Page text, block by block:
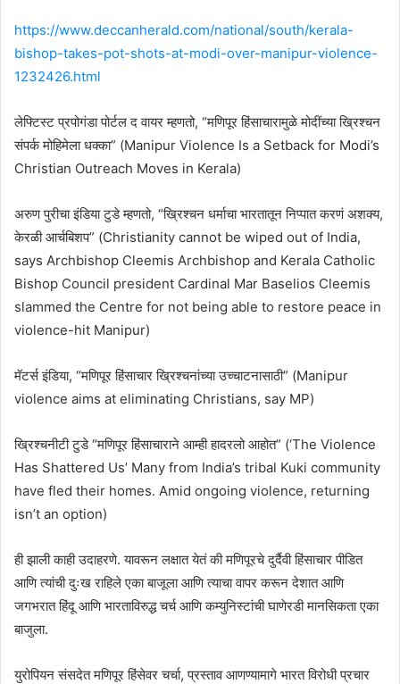
https://www.deccanherald.com/national/south/kerala-
bishop-takes-pot-shots-at-modi-over-manipur-violence-
1232426.html
लेफ्टिस्ट प्रपोगंडा पोर्टल द वायर म्हणतो, “मणिपूर हिंसाचारामुळे मोदींच्या ख्रिश्चन
संपर्क मोहिमेला धक्का” (Manipur Violence Is a Setback for Modi’s
Christian Outreach Moves in Kerala)
अरुण पुरीचा इंडिया टुडे म्हणतो, “ख्रिश्चन धर्माचा भारतातून निप्पात करणं अशक्य,
केरळी आर्चबिशप” (Christianity cannot be wiped out of India,
says Archbishop Cleemis Archbishop and Kerala Catholic
Bishop Council president Cardinal Mar Baselios Cleemis
slammed the Centre for not being able to restore peace in
violence-hit Manipur)
मॅटर्स इंडिया, “मणिपूर हिंसाचार ख्रिश्चनांच्या उच्चाटनासाठी” (Manipur
violence aims at eliminating Christians, say MP)
ख्रिश्चनीटी टुडे “मणिपूर हिंसाचाराने आम्ही हादरलो आहोत” (‘The Violence
Has Shattered Us’ Many from India’s tribal Kuki community
have fled their homes. Amid ongoing violence, returning
isn’t an option)
ही झाली काही उदाहरणे. यावरून लक्षात येतं की मणिपूरचे दुर्दैवी हिंसाचार पीडित
आणि त्यांची दुःख राहिले एका बाजूला आणि त्याचा वापर करून देशात आणि
जगभरात हिंदू आणि भारताविरुद्ध चर्च आणि कम्युनिस्टांची घाणेरडी मानसिकता एका
बाजुला.
युरोपियन संसदेत मणिपूर हिंसेवर चर्चा, प्रस्ताव आणण्यामागे भारत विरोधी प्रचार